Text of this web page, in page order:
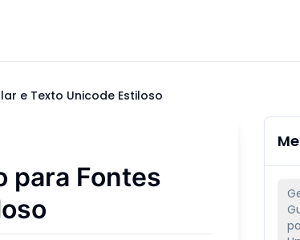
e Texto Unicode Estiloso
para Fontes